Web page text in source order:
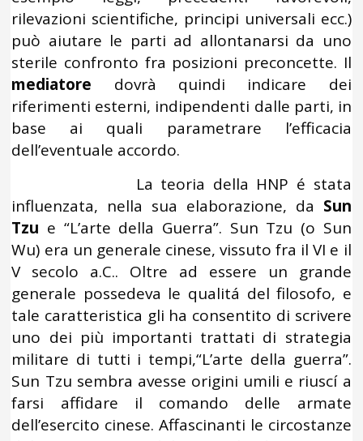
rilevazioni scientifiche, principi universali ecc.)
può aiutare le parti ad allontanarsi da uno
sterile confronto fra posizioni preconcette. Il
mediatore dovrà quindi indicare dei
riferimenti esterni, indipendenti dalle parti, in
base ai quali parametrare l’efficacia
dell’eventuale accordo.
La teoria della HNP é stata
influenzata, nella sua elaborazione, da Sun
Tzu e “L’arte della Guerra”. Sun Tzu (o Sun
Wu) era un generale cinese, vissuto fra il VI e il
V secolo a.C.. Oltre ad essere un grande
generale possedeva le qualitá del filosofo, e
tale caratteristica gli ha consentito di scrivere
uno dei più importanti trattati di strategia
militare di tutti i tempi,“L’arte della guerra”.
Sun Tzu sembra avesse origini umili e riuscí a
farsi affidare il comando delle armate
dell’esercito cinese. Affascinanti le circostanze